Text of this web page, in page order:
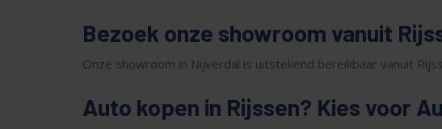
Bezoek onze showroom vanuit
Onze showroom in Nijverdal is uitstekend bereikbaar vanuit
Auto kopen in Rijssen? Kies voor